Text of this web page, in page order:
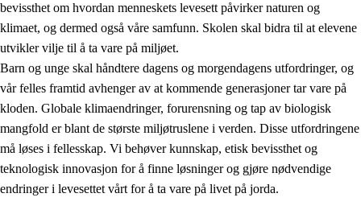
1. Opplæringens verdigrunnlag
1.1 Menneskeverdet
1.2 Identitet og kulturelt mangfold
1.3 Kritisk tenkning og etisk bevissthet
1.4 Skaperglede, engasjement og utforskertrang
1.5 Respekt for naturen og miljøbevissthet
bevissthet om hvordan menneskets levesett påvirker naturen og
klimaet, og dermed også våre samfunn. Skolen skal bidra til at elevene
utvikler vilje til å ta vare på miljøet.
Barn og unge skal håndtere dagens og morgendagens utfordringer, og
vår felles framtid avhenger av at kommende generasjoner tar vare på
kloden. Globale klimaendringer, forurensning og tap av biologisk
mangfold er blant de største miljøtruslene i verden. Disse utfordringene
må løses i fellesskap. Vi behøver kunnskap, etisk bevissthet og
teknologisk innovasjon for å finne løsninger og gjøre nødvendige
endringer i levesettet vårt for å ta vare på livet på jorda.